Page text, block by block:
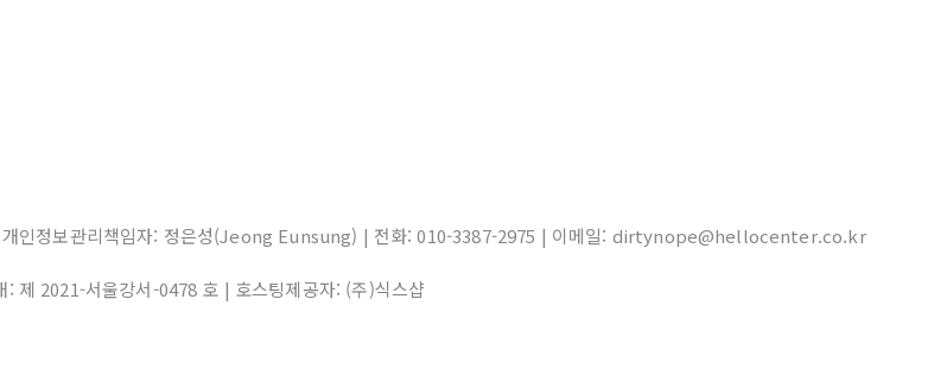
인정보관리책임자: 정은성(Jeong Eunsung) | 전화: 010-3387-2975 | 이메일: dirtynope@hellocenter.co.kr
: 제 2021-서울강서-0478 호 | 호스팅제공자: (주)식스샵